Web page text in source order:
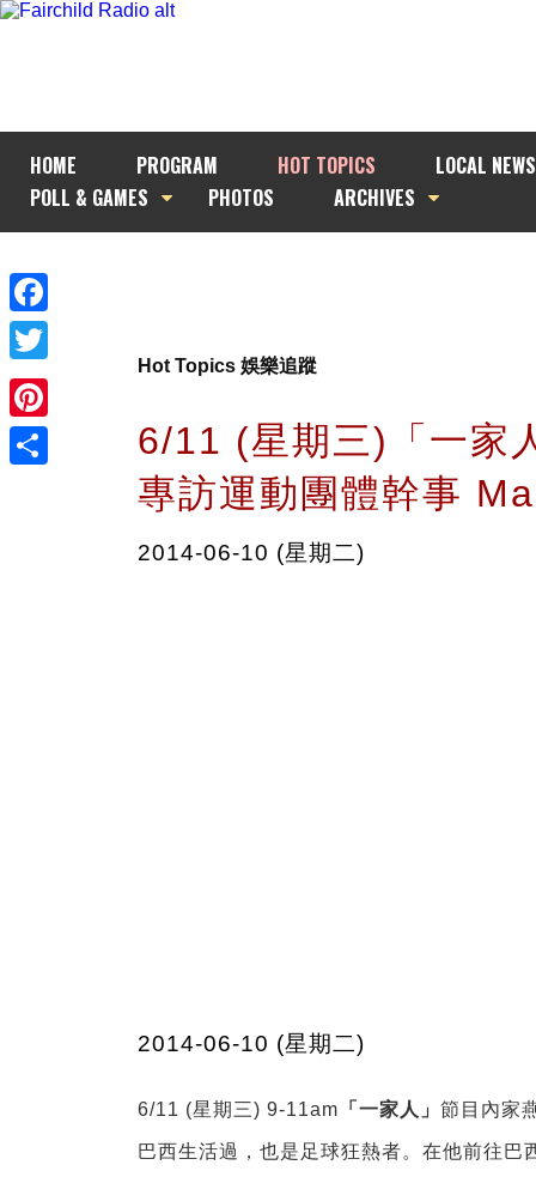
HOME PROGRAM HOT TOPICS
LOCAL NEWS
POLL & GAMES
PHOTOS ARCHIVES
Facebook
Twitter
Pinterest
Hot Topics 娛樂追蹤
6/11 (星期三)「一家
專訪運動團體幹事
2014-06-10 (星期二)
2014-06-10 (星期二)
6/11 (星期三) 9-11am 「一家人」 節目內家
巴西生活過，也是足球狂熱者。在他前往巴